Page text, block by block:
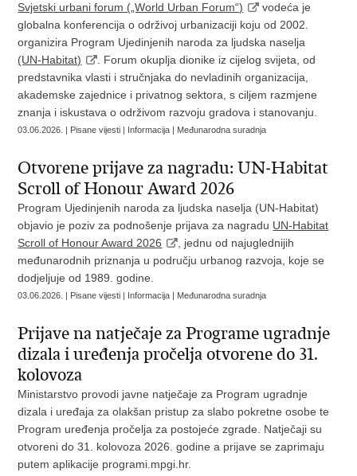
Svjetski urbani forum („World Urban Forum“)
vodeća je
globalna konferencija o održivoj urbanizaciji koju od 2002.
organizira Program Ujedinjenih naroda za ljudska naselja
(UN‑Habitat)
. Forum okuplja dionike iz cijelog svijeta, od
predstavnika vlasti i stručnjaka do nevladinih organizacija,
akademske zajednice i privatnog sektora, s ciljem razmjene
znanja i iskustava o održivom razvoju gradova i stanovanju.
03.06.2026. | Pisane vijesti | Informacija | Međunarodna suradnja
Otvorene prijave za nagradu: UN‑Habitat
Scroll of Honour Award 2026
Program Ujedinjenih naroda za ljudska naselja (UN‑Habitat)
objavio je poziv za podnošenje prijava za nagradu UN‑Habitat
Scroll of Honour Award 2026
, jednu od najuglednijih
međunarodnih priznanja u području urbanog razvoja, koje se
dodjeljuje od 1989. godine.
03.06.2026. | Pisane vijesti | Informacija | Međunarodna suradnja
Prijave na natječaje za Programe ugradnje
dizala i uređenja pročelja otvorene do 31.
kolovoza
Ministarstvo provodi javne natječaje za Program ugradnje
dizala i uređaja za olakšan pristup za slabo pokretne osobe te
Program uređenja pročelja za postojeće zgrade. Natječaji su
otvoreni do 31. kolovoza 2026. godine a prijave se zaprimaju
putem aplikacije programi.mpgi.hr.